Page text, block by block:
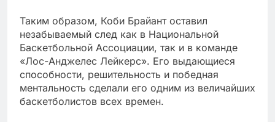
Таким образом, Коби Брайант оставил
незабываемый след как в Национальной
Баскетбольной Ассоциации, так и в команде
«Лос-Анджелес Лейкерс». Его выдающиеся
способности, решительность и победная
ментальность сделали его одним из величайших
баскетболистов всех времен.